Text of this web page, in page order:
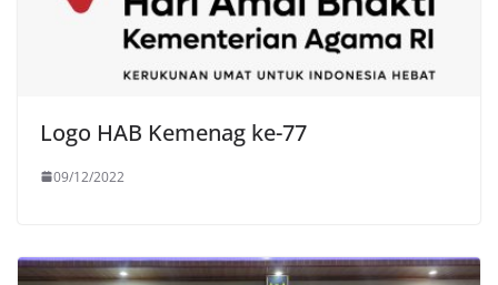
Logo HAB Kemenag ke-77
09/12/2022